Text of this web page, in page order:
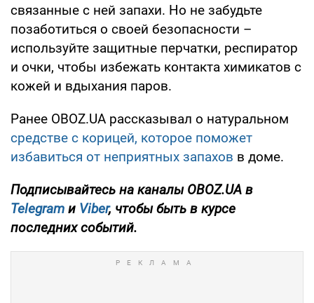
связанные с ней запахи. Но не забудьте
позаботиться о своей безопасности –
используйте защитные перчатки, респиратор
и очки, чтобы избежать контакта химикатов с
кожей и вдыхания паров.
Ранее OBOZ.UA рассказывал о натуральном
средстве с корицей, которое поможет
избавиться от неприятных запахов в доме.
Подписывайтесь на каналы OBOZ.UA в
Telegram и Viber, чтобы быть в курсе
последних событий.